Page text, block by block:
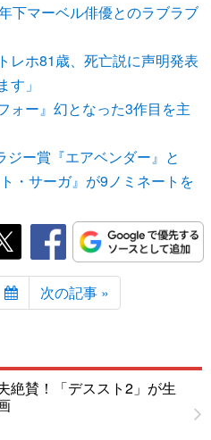
下マーベル俳優とのラブラブ
レホ81歳、死亡説に声明発表
す」
ォー』幻となった3作目を主
ー賞『エアベンダー』と
・サーガ』が9ノミネートを
次の記事 »
絶賛！「デススト2」が生